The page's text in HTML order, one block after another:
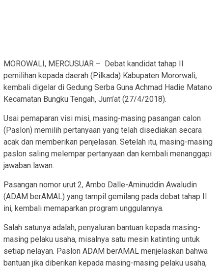
MOROWALI, MERCUSUAR – Debat kandidat tahap II
pemilihan kepada daerah (Pilkada) Kabupaten Mororwali,
kembali digelar di Gedung Serba Guna Achmad Hadie Matano
Kecamatan Bungku Tengah, Jum’at (27/4/2018).
Usai pemaparan visi misi, masing-masing pasangan calon
(Paslon) memilih pertanyaan yang telah disediakan secara
acak dan memberikan penjelasan. Setelah itu, masing-masing
paslon saling melempar pertanyaan dan kembali menanggapi
jawaban lawan.
Pasangan nomor urut 2, Ambo Dalle-Aminuddin Awaludin
(ADAM berAMAL) yang tampil gemilang pada debat tahap II
ini, kembali memaparkan program unggulannya.
Salah satunya adalah, penyaluran bantuan kepada masing-
masing pelaku usaha, misalnya satu mesin katinting untuk
setiap nelayan. Paslon ADAM berAMAL menjelaskan bahwa
bantuan jika diberikan kepada masing-masing pelaku usaha,